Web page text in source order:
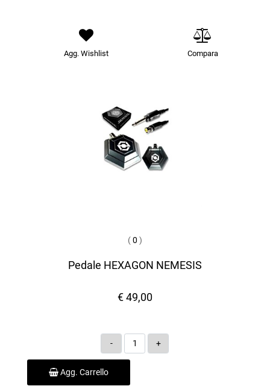
Agg. Wishlist Compara
(0 )
Pedale HEXAGON NEMESIS
€ 49,00
Quantità
Agg. Carrello